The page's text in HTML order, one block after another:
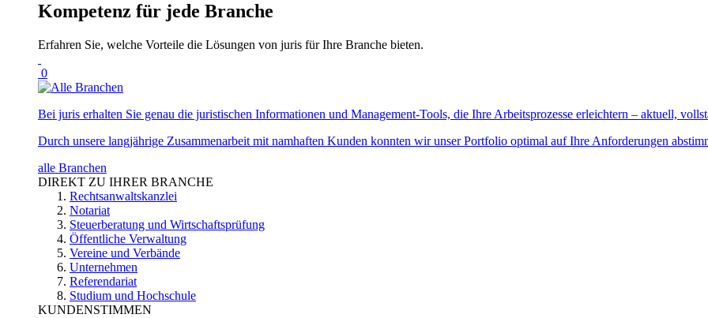
Kompetenz für jede Branche
Erfahren Sie, welche Vorteile die Lösungen von juris für Ihre Branche bieten.
0
Bei juris erhalten Sie genau die juristischen Informationen und Management-Tools, die Ihre Arbeitsprozesse erleichtern – aktuell,
Durch unsere langjährige Zusammenarbeit mit namhaften Kunden konnten wir unser Portfolio optimal auf Ihre Anforderungen
alle Branchen
DIREKT ZU IHRER BRANCHE
Rechtsanwaltskanzlei
Notariat
Steuerberatung und Wirtschaftsprüfung
Öffentliche Verwaltung
Vereine und Verbände
Unternehmen
Referendariat
Studium und Hochschule
KUNDENSTIMMEN